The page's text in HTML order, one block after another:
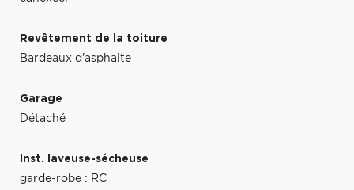
Revêtement de la toiture
Bardeaux d'asphalte
Garage
Détaché
Inst. laveuse-sécheuse
garde-robe : RC